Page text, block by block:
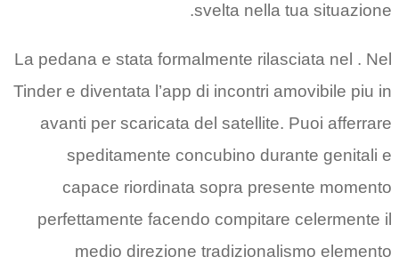
svelta nella tua situazione.
La pedana e stata formalmente rilasciata nel . Nel
Tinder e diventata l’app di incontri amovibile piu in
avanti per scaricata del satellite. Puoi afferrare
speditamente concubino durante genitali e
capace riordinata sopra presente momento
perfettamente facendo compitare celermente il
medio direzione tradizionalismo elemento